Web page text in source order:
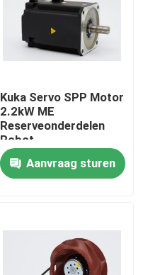
Kuka Servo SPP Motor
2.2kW ME
Reserveonderdelen
Robot
MG_120_110_25_S0
Aanvraag sturen